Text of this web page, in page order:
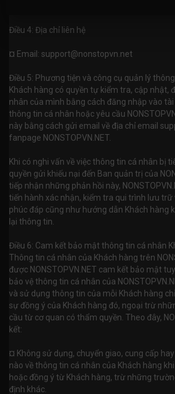
Điều 4: Địa chỉ liên hệ
¤ Email: support@nonstopvn.net
Điều 5: Phương tiện và công cụ quản lý
Khách hàng có quyền tự kiểm tra, cập nhật,
nhân của mình bằng cách đăng nhập vào
thông tin cá nhân hoặc yêu cầu
này bằng cách gửi email về địa chỉ email
fanpage NONSTOPVN.NET.
Khi có nghi vấn về việc thông tin cá nhân bị
quyền gửi khiếu nại đến Ban quản trị của
tiếp nhận những phản hồi này,
tiến hành xác nhận, kiểm tra qui trình lưu trữ
phúc đáp cũng như hướng dẫn Khách hàng
lại thông tin.
Điều 6: Cam kết bảo mật thông tin cá nhân
Thông tin cá nhân của Khách hàng trên
được NONSTOPVN.NET cam kết bảo mật
bảo vệ thông tin cá nhân của
và sử dụng thông tin của mỗi Khách hàng
sự đồng ý của Khách hàng đó, ngoại trừ
cầu từ cơ quan có thẩm quyền. Theo đây,
kết:
¤ Không sử dụng, chuyển giao, cung cấp
nào về thông tin cá nhân của Khách hàng
hoặc đồng ý từ Khách hàng, trừ những
định khác.